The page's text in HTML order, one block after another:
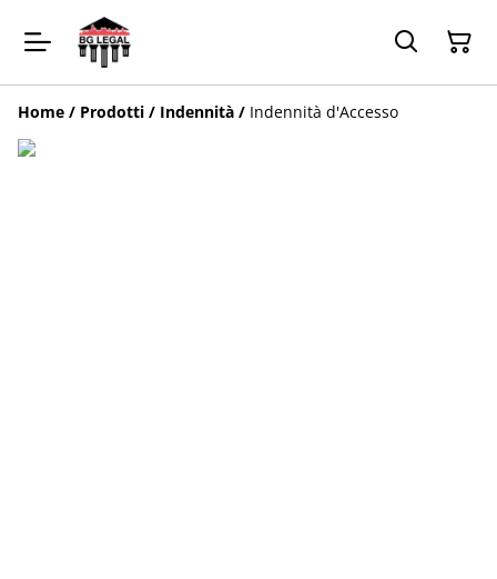
Home / Prodotti / Indennità / Indennità d'Accesso